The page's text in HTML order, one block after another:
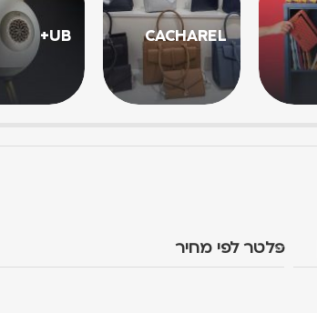
CACHAREL
UB+
פלטר לפי מחיר